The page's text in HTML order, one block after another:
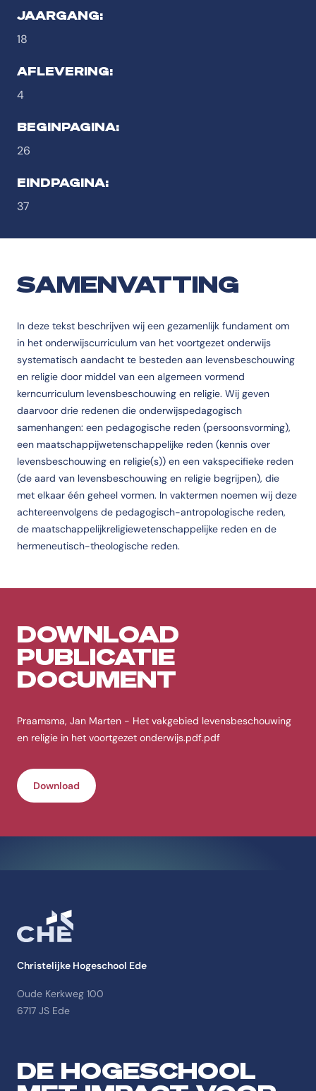
JAARGANG:
18
AFLEVERING:
4
BEGINPAGINA:
26
EINDPAGINA:
37
SAMENVATTING
In deze tekst beschrijven wij een gezamenlijk fundament om
in het onderwijscurriculum van het voortgezet onderwijs
systematisch aandacht te besteden aan levensbeschouwing
en religie door middel van een algemeen vormend
kerncurriculum levensbeschouwing en religie. Wij geven
daarvoor drie redenen die onderwijspedagogisch
samenhangen: een pedagogische reden (persoonsvorming),
een maatschappijwetenschappelijke reden (kennis over
levensbeschouwing en religie(s)) en een vakspecifieke reden
(de aard van levensbeschouwing en religie begrijpen), die
met elkaar één geheel vormen. In vaktermen noemen wij deze
achtereenvolgens de pedagogisch-antropologische reden,
de maatschappelijkreligiewetenschappelijke reden en de
hermeneutisch-theologische reden.
DOWNLOAD
PUBLICATIE
DOCUMENT
Praamsma, Jan Marten - Het vakgebied levensbeschouwing
en religie in het voortgezet onderwijs.pdf.pdf
Download
Christelijke Hogeschool Ede
Oude Kerkweg 100
6717 JS Ede
DE HOGESCHOOL